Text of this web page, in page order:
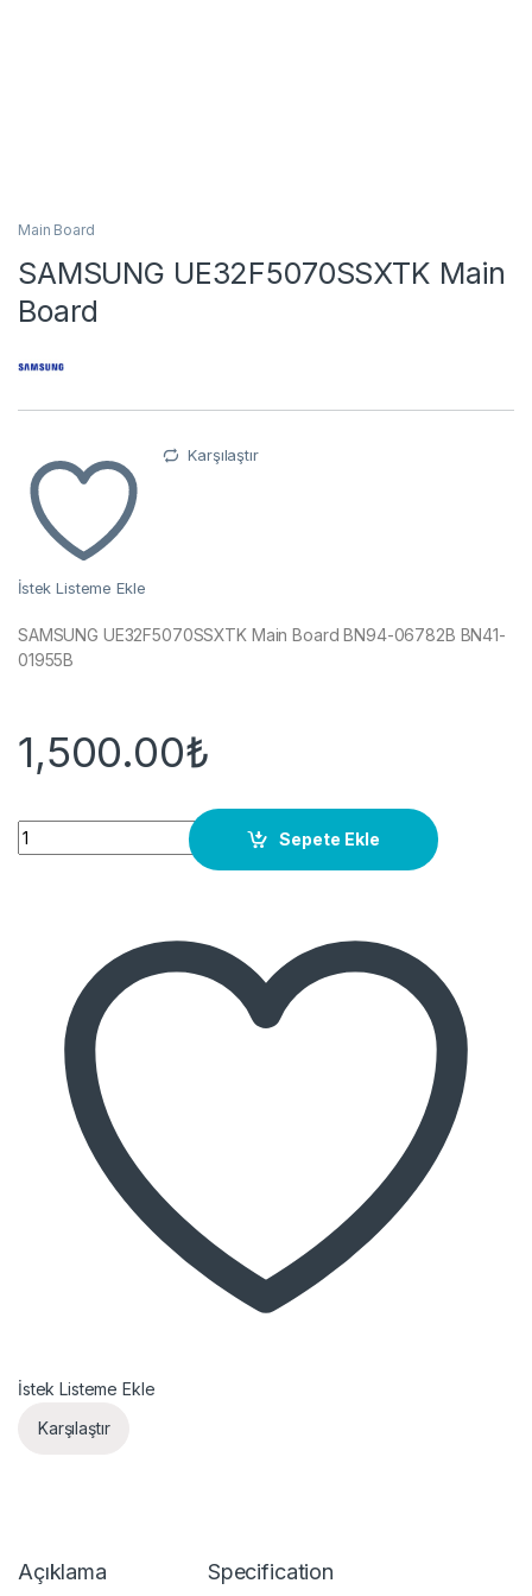
Main Board
SAMSUNG UE32F5070SSXTK Main
Board
İstek Listeme Ekle
Karşılaştır
SAMSUNG UE32F5070SSXTK Main Board BN94-06782B BN41-
01955B
1,500.00₺
Quantity
Sepete Ekle
İstek Listeme Ekle
Karşılaştır
Açıklama Specification